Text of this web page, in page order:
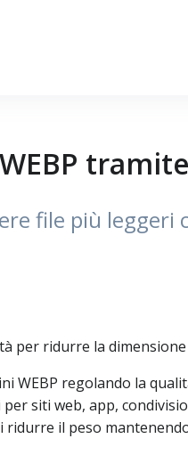
file più leggeri
per ridurre la dimensione
WEBP regolando la
siti web, app,
ridurre il peso